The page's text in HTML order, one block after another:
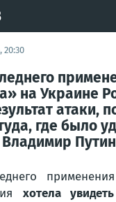
20:30
на Украине
атаки,
где было
Путин
хотела